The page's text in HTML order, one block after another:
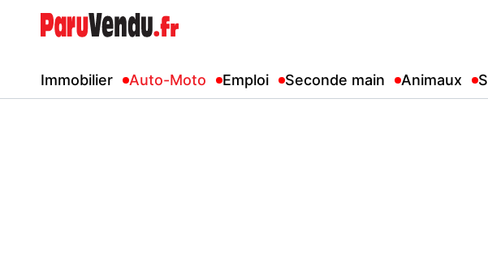
Immobilier Auto-Moto Emploi Seconde main Animaux